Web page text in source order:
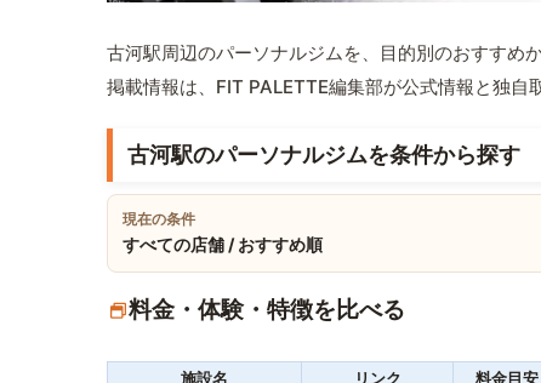
古河駅周辺のパーソナルジムを、目的別のおすすめ
掲載情報は、FIT PALETTE編集部が公式情報と独自
古河駅のパーソナルジムを条件から探す
現在の条件
すべての店舗 / おすすめ順
料金・体験・特徴を比べる
施設名 リンク 料金目安